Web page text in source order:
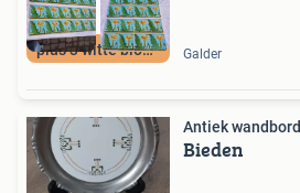
plus 3 witte bloem Galder
Antiek wandbord
Bieden